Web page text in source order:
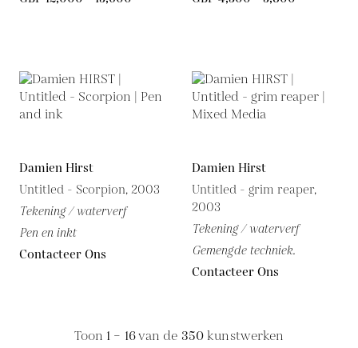
Damien Hirst
Untitled - Scorpion, 2003
Tekening / waterverf
Pen en inkt
Contacteer Ons
Damien Hirst
Untitled - grim reaper,
2003
Tekening / waterverf
Gemengde techniek.
Contacteer Ons
Toon 1 – 16van de 350kunstwerken